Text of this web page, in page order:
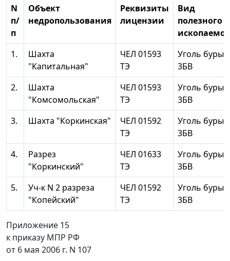
N
п/
п
Объект
недропользования
Реквизиты
лицензии
Вид
полезного
1.
Шахта
"Капитальная"
ЧЕЛ 01593
ТЭ
Уголь бурый
3БВ
2.
Шахта
"Комсомольская"
ЧЕЛ 01593
ТЭ
Уголь бурый
3БВ
3.
Шахта "Коркинская"
ЧЕЛ 01592
ТЭ
Уголь бурый
3БВ
4.
Разрез
"Коркинский"
ЧЕЛ 01633
ТЭ
Уголь бурый
3БВ
5.
Уч-к N 2 разреза
"Копейский"
ЧЕЛ 01592
ТЭ
Уголь бурый
3БВ
Приложение 15
к приказу МПР РФ
от 6 мая 2006 г. N 107